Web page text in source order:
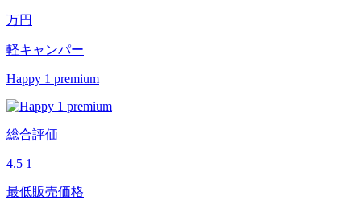
万円
軽キャンパー
Happy 1 premium
総合評価
4.5 1
最低販売価格